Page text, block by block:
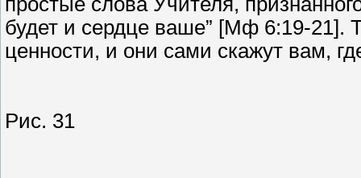
будет и сердце ваше” [Мф 6:19-21].
ценности, и они сами скажут вам,
Рис. 31